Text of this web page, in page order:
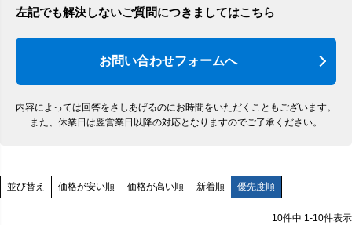
左記でも解決しないご質問につきましてはこちら
お問い合わせフォームへ
内容によっては回答をさしあげるのにお時間をいただくこともございます。
また、休業日は翌営業日以降の対応となりますのでご了承ください。
並び替え 価格が安い順 価格が高い順 新着順 優先度順
10件中 1-10件表示